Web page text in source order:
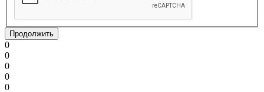
Продолжить
0
0
0
0
0